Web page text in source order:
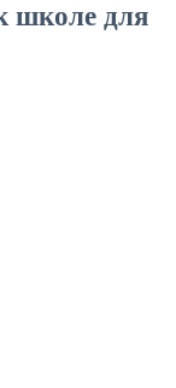
школе для